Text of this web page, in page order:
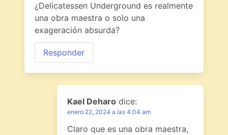
¿Delicatessen Underground es realmente
una obra maestra o solo una
exageración absurda?
Responder
Kael Deharo dice:
enero 22, 2024 a las 4:04 am
Claro que es una obra maestra,